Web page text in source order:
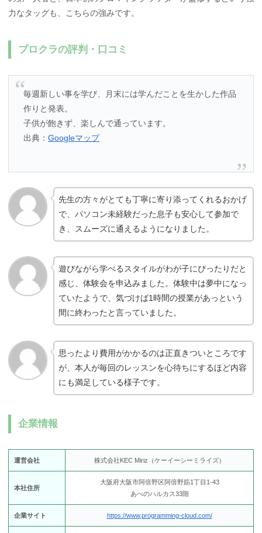
力なタッグも、こちらの強みです。
プロクラの評判・口コミ
毎週新しい事を学び、月末には学んだことを生かした作品
作りと発表。
子供が飽きず、楽しんで通っています。
出典：Googleマップ
先生の方々がとても丁寧に寄り添ってくれるおかげ
で、パソコン未経験だった息子も安心して参加で
き、スムーズに通えるようになりました。
遊びながら学べるスタイルがわが子にぴったりだと
感じ、体験会を申込みました。体験中は夢中になっ
ていたようで、気づけば1時間の授業があっという
間に終わったと言っていました。
思ったより費用がかかるのは正直きついところです
が、本人が毎回のレッスンを心待ちにするほど内容
にも満足している様子です。
企業情報
運営会社 株式会社KEC Miriz（ケーイーシーミライズ）
本社住所
大阪府大阪市阿倍野区阿倍野筋1丁目1-43
あべのハルカス33階
企業サイト https://www.programming-cloud.com/